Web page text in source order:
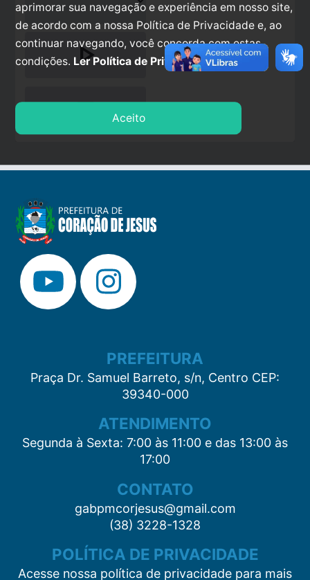
play_arrow
stop
PREFEITURA
Praça Dr. Samuel Barreto, s/n, Centro CEP:
39340-000
ATENDIMENTO
Segunda à Sexta: 7:00 às 11:00 e das 13:00 às
17:00
CONTATO
gabpmcorjesus@gmail.com
(38) 3228-1328
POLÍTICA DE PRIVACIDADE
Acesse nossa política de privacidade para mais
aprimorar sua navegação e experiência em nosso site,
de acordo com a nossa Política de Privacidade e, ao
continuar navegando, você concorda com estas
condições. Ler Política de Privacidade.
Aceito